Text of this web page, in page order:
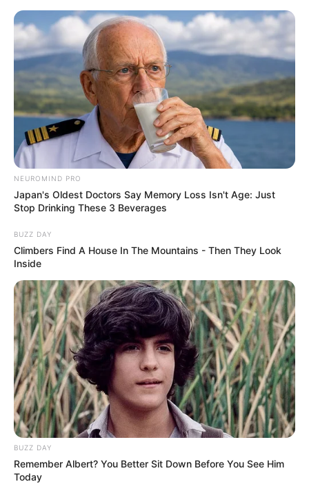
HOME
INSPIRASI
STYLE
FILM &
SERIES
NGAKAK
QUOTES
HYPE
MORE
NEUROMIND PRO
Japan's Oldest Doctors Say Memory Loss Isn't Age: Just
Stop Drinking These 3 Beverages
BUZZ DAY
Climbers Find A House In The Mountains - Then They Look
Inside
BUZZ DAY
Remember Albert? You Better Sit Down Before You See Him
Today